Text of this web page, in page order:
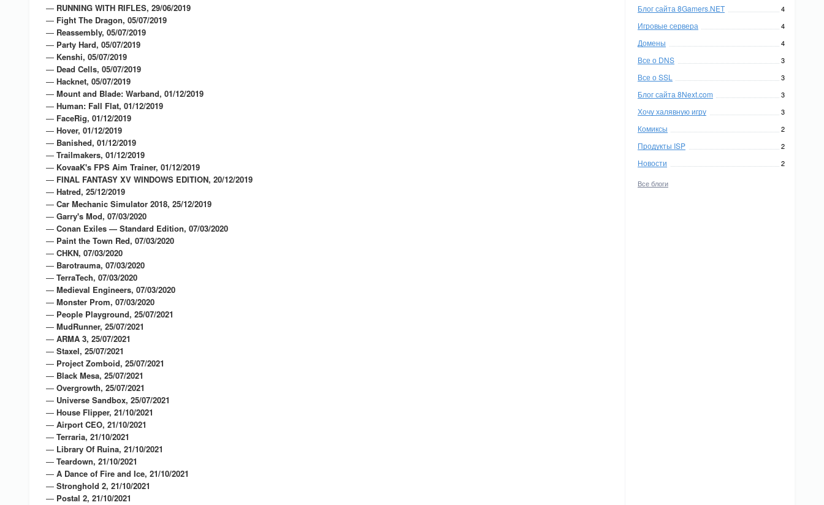
Блог сайта 8Gamers.NET 4
Игровые сервера 4
Домены 4
Все о DNS 3
Все о SSL 3
Блог сайта 8Next.com 3
Хочу халявную игру 3
Комиксы 2
Продукты ISP 2
Новости 2
Все блоги
— RUNNING WITH RIFLES, 29/06/2019
— Fight The Dragon, 05/07/2019
— Reassembly, 05/07/2019
— Party Hard, 05/07/2019
— Kenshi, 05/07/2019
— Dead Cells, 05/07/2019
— Hacknet, 05/07/2019
— Mount and Blade: Warband, 01/12/2019
— Human: Fall Flat, 01/12/2019
— FaceRig, 01/12/2019
— Hover, 01/12/2019
— Banished, 01/12/2019
— Trailmakers, 01/12/2019
— KovaaK's FPS Aim Trainer, 01/12/2019
— FINAL FANTASY XV WINDOWS EDITION, 20/12/2019
— Hatred, 25/12/2019
— Car Mechanic Simulator 2018, 25/12/2019
— Garry's Mod, 07/03/2020
— Conan Exiles — Standard Edition, 07/03/2020
— Paint the Town Red, 07/03/2020
— CHKN, 07/03/2020
— Barotrauma, 07/03/2020
— TerraTech, 07/03/2020
— Medieval Engineers, 07/03/2020
— Monster Prom, 07/03/2020
— People Playground, 25/07/2021
— MudRunner, 25/07/2021
— ARMA 3, 25/07/2021
— Staxel, 25/07/2021
— Project Zomboid, 25/07/2021
— Black Mesa, 25/07/2021
— Overgrowth, 25/07/2021
— Universe Sandbox, 25/07/2021
— House Flipper, 21/10/2021
— Airport CEO, 21/10/2021
— Terraria, 21/10/2021
— Library Of Ruina, 21/10/2021
— Teardown, 21/10/2021
— A Dance of Fire and Ice, 21/10/2021
— Stronghold 2, 21/10/2021
— Postal 2, 21/10/2021